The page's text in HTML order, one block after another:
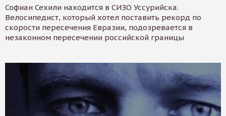
Софиан Сехили находится в СИЗО Уссурийска.
Велосипедист, который хотел поставить рекорд по
скорости пересечения Евразии, подозревается в
незаконном пересечении российской границы